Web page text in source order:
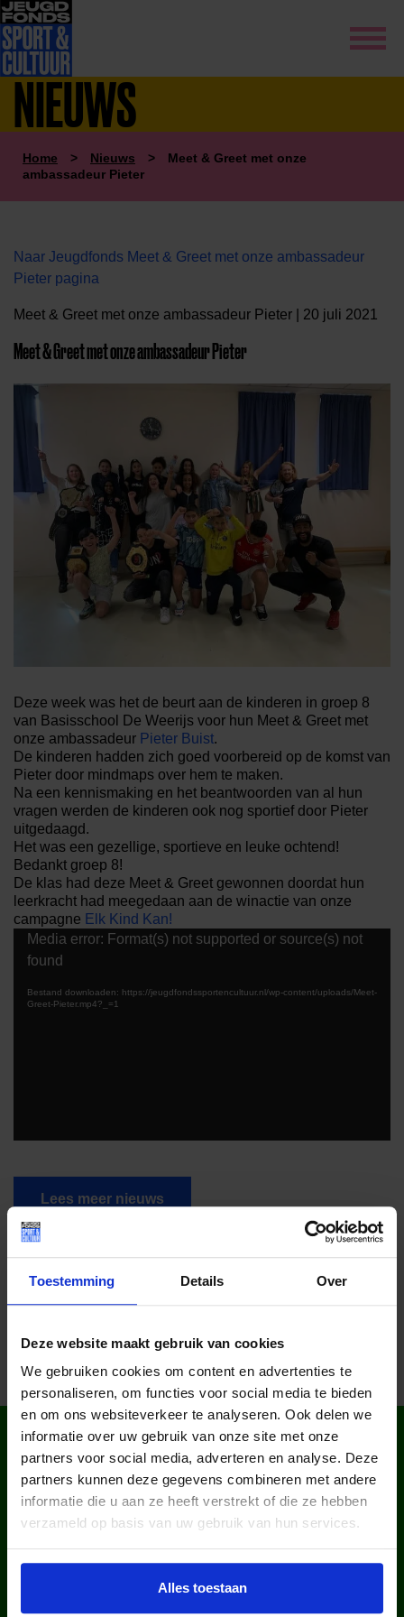
Toestemming Details Over
Deze website maakt gebruik van cookies
We gebruiken cookies om content en advertenties te
personaliseren, om functies voor social media te bieden
en om ons websiteverkeer te analyseren. Ook delen we
informatie over uw gebruik van onze site met onze
partners voor social media, adverteren en analyse. Deze
partners kunnen deze gegevens combineren met andere
informatie die u aan ze heeft verstrekt of die ze hebben
verzameld op basis van uw gebruik van hun services.
Alles toestaan
NIEUWS
Home > Nieuws >
Meet & Greet met onze
ambassadeur Pieter
Naar Jeugdfonds Meet & Greet met onze ambassadeur
Pieter pagina
Meet & Greet met onze ambassadeur Pieter | 20 juli 2021
Meet & Greet met onze ambassadeur Pieter
Deze week was het de beurt aan de kinderen in groep 8
van Basisschool De Weerijs voor hun Meet & Greet met
onze ambassadeur Pieter Buist.
De kinderen hadden zich goed voorbereid op de komst van
Pieter door mindmaps over hem te maken.
Na een kennismaking en het beantwoorden van al hun
vragen werden de kinderen ook nog sportief door Pieter
uitgedaagd.
Het was een gezellige, sportieve en leuke ochtend!
Bedankt groep 8!
De klas had deze Meet & Greet gewonnen doordat hun
leerkracht had meegedaan aan de winactie van onze
campagne Elk Kind Kan!
Videospeler
Media error: Format(s) not supported or source(s) not
found
Bestand downloaden: https://jeugdfondssportencultuur.nl/wp-content/uploads/Meet-
Greet-Pieter.mp4?_=1
Lees meer nieuws
Deel dit bericht op social media!
WIST JE DAT IN
NEDERLAND?